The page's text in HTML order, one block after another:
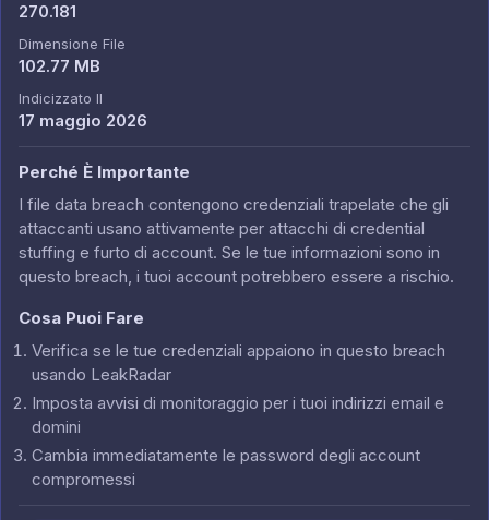
270.181
Dimensione File
102.77 MB
Indicizzato Il
17 maggio 2026
Perché È Importante
I file data breach contengono credenziali trapelate che gli
attaccanti usano attivamente per attacchi di credential
stuffing e furto di account. Se le tue informazioni sono in
questo breach, i tuoi account potrebbero essere a rischio.
Cosa Puoi Fare
Verifica se le tue credenziali appaiono in questo breach
usando LeakRadar
Imposta avvisi di monitoraggio per i tuoi indirizzi email e
domini
Cambia immediatamente le password degli account
compromessi